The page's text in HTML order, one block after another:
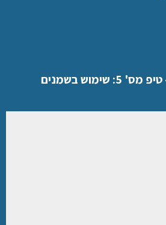
מניעת מחלות חורף – טיפ מס' 5: שימוש בשמנים